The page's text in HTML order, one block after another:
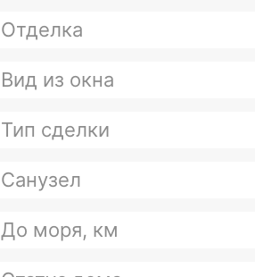
Отделка
Вид из окна
Тип сделки
Санузел
До моря, км